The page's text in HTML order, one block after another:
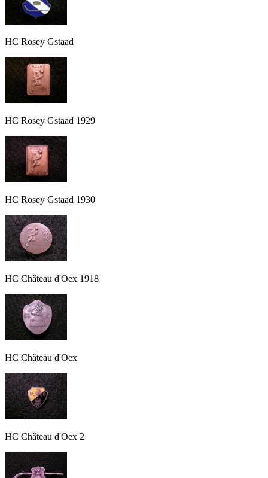
HC Rosey Gstaad
HC Rosey Gstaad 1929
HC Rosey Gstaad 1930
HC Château d'Oex 1918
HC Château d'Oex
HC Château d'Oex 2